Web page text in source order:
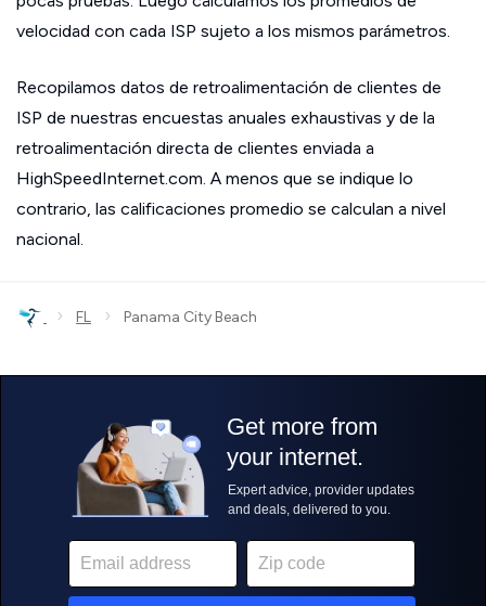
velocidad con cada ISP sujeto a los mismos parámetros.
Recopilamos datos de retroalimentación de clientes de
ISP de nuestras encuestas anuales exhaustivas y de la
retroalimentación directa de clientes enviada a
HighSpeedInternet.com. A menos que se indique lo
contrario, las calificaciones promedio se calculan a nivel
nacional.
› FL › Panama City Beach